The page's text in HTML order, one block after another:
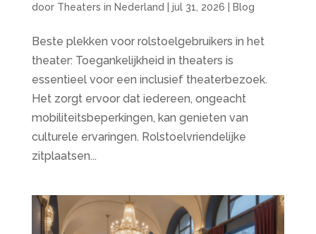
door Theaters in Nederland jul 31, 2026 Blog
Beste plekken voor rolstoelgebruikers in het
theater: Toegankelijkheid in theaters is
essentieel voor een inclusief theaterbezoek.
Het zorgt ervoor dat iedereen, ongeacht
mobiliteitsbeperkingen, kan genieten van
culturele ervaringen. Rolstoelvriendelijke
zitplaatsen...